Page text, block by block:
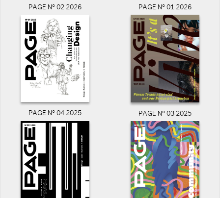
PAGE N° 02 2026 PAGE N° 01 2026
PAGE N° 04 2025 PAGE N° 03 2025